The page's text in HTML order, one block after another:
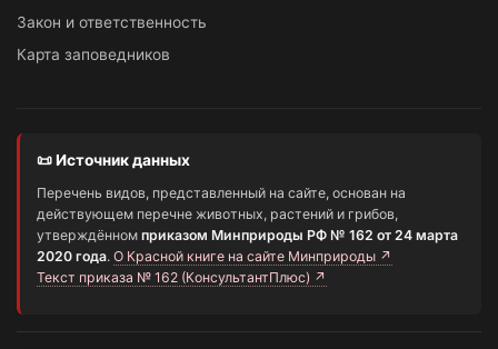
Закон и ответственность
Карта заповедников
📜 Источник данных
Перечень видов, представленный на сайте, основан на
действующем перечне животных, растений и грибов,
утверждённом приказом Минприроды РФ № 162 от 24 марта
2020 года. О Красной книге на сайте Минприроды ↗
Текст приказа № 162 (КонсультантПлюс) ↗